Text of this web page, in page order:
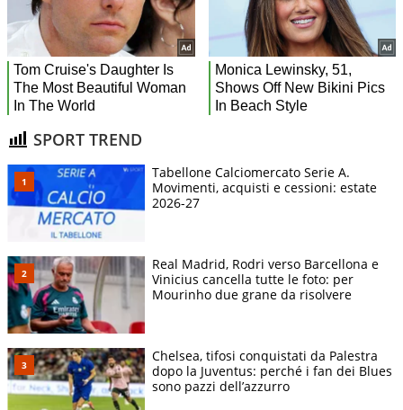
SPORT TREND
Tabellone Calciomercato Serie A.
Movimenti, acquisti e cessioni: estate
2026-27
Real Madrid, Rodri verso Barcellona e
Vinicius cancella tutte le foto: per
Mourinho due grane da risolvere
Chelsea, tifosi conquistati da Palestra
dopo la Juventus: perché i fan dei Blues
sono pazzi dell’azzurro